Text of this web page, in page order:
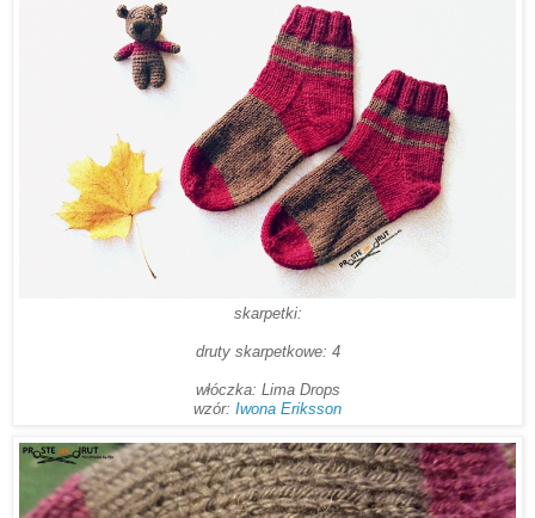
skarpetki:
druty skarpetkowe: 4
włóczka: Lima Drops
wzór: Iwona Eriksson